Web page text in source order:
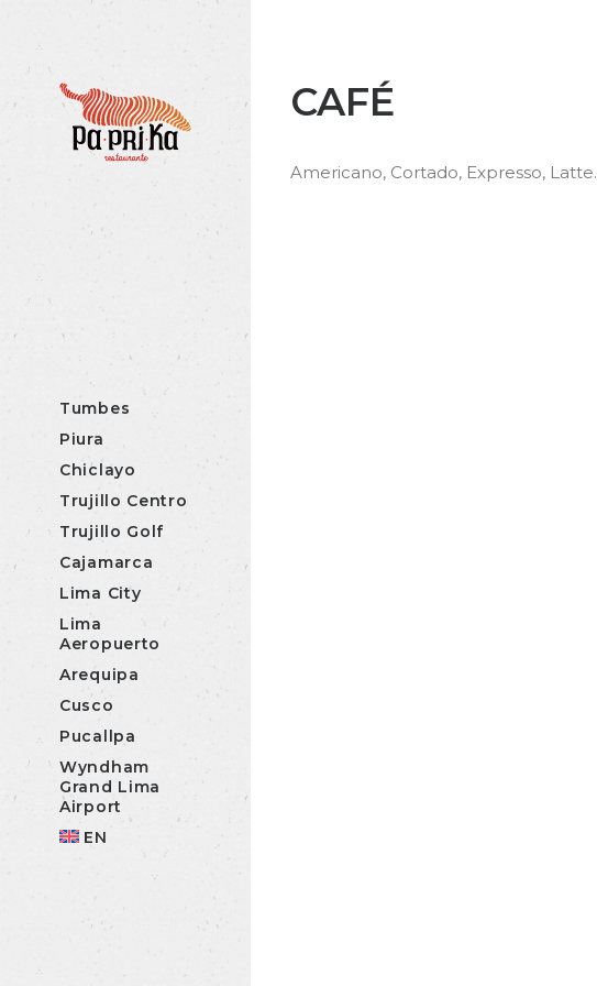
Tumbes
Piura
Chiclayo
Trujillo Centro
Trujillo Golf
Cajamarca
Lima City
Lima
Aeropuerto
Arequipa
Cusco
Pucallpa
Wyndham
Grand Lima
Airport
EN
CAFÉ
Americano, Cortado, Expresso, Latte.